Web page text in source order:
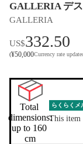
GALLERIA デ
GALLERIA
US$332.50
(¥50,000Currency rate
Total
dimensions:
up to 160
cm
らくらくメ
This item